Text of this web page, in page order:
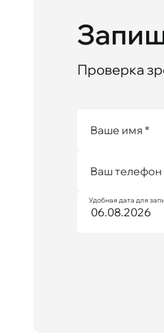
Проверка
Ваше имя *
Ваш телефон
Удобная дата для